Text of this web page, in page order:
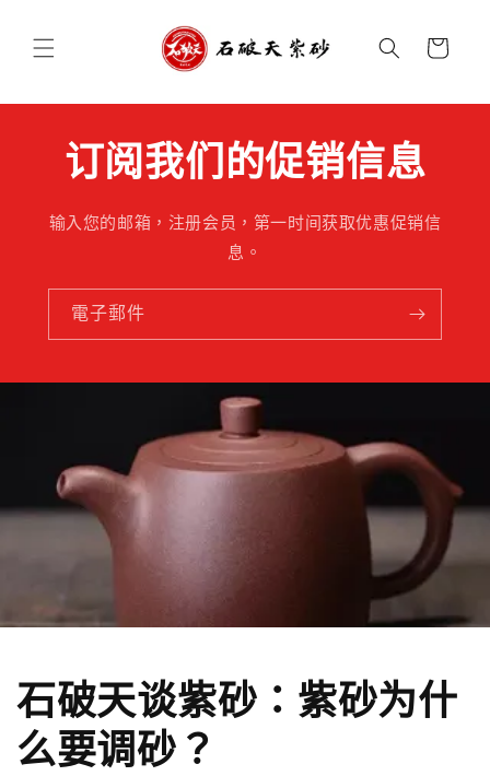
容
物
订阅我们的促销信息
输入您的邮箱，注册会员，第一时间获取优惠促销信
息。
電子郵件
石破天谈紫砂：紫砂为什
么要调砂？